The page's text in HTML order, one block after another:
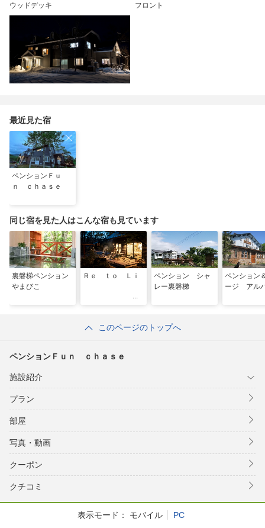
ウッドデッキ フロント
最近見た宿
ペンションＦｕ
ｎ ｃｈａｓｅ
同じ宿を見た人はこんな宿も見ています
裏磐梯ペンション
やまびこ
Ｒｅ ｔｏ Ｌｉ
ペンション シャ
レー裏磐梯
ペンション
ージ アル
このページのトップへ
ペンションＦｕｎ ｃｈａｓｅ
施設紹介
プラン
部屋
写真・動画
クーポン
クチコミ
表示モード： モバイル
PC